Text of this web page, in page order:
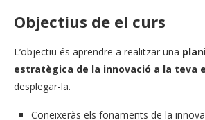
Objectius de el curs
L’objectiu és aprendre a realitzar una
estratègica de la innovació a la teva
desplegar-la.
Coneixeràs els fonaments de la